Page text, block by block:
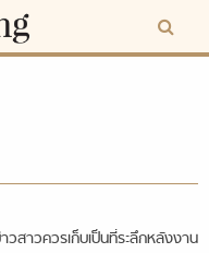
วสาวควรเก็บเป็นที่ระลึกหลังงาน